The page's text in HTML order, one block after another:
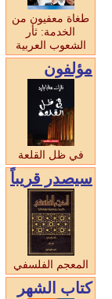
طغاة معفيون من
الخدمة: ثأر
الشعوب العربية
مؤلفون
في ظل القلعة
سيصدر قريبا
المعجم الفلسفي
كتاب الشهر